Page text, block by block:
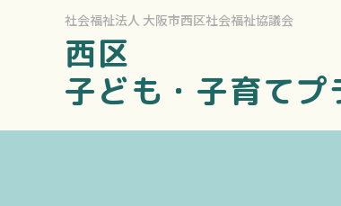
社会福祉法人 大阪市西区社会福祉協議会
西区
子ども・子育てプ